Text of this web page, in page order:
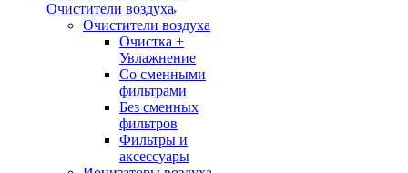
Очистители воздуха
Очистители воздуха
Очистка +
Увлажнение
Cо сменными
фильтрами
Без сменных
фильтров
Фильтры и
аксессуары